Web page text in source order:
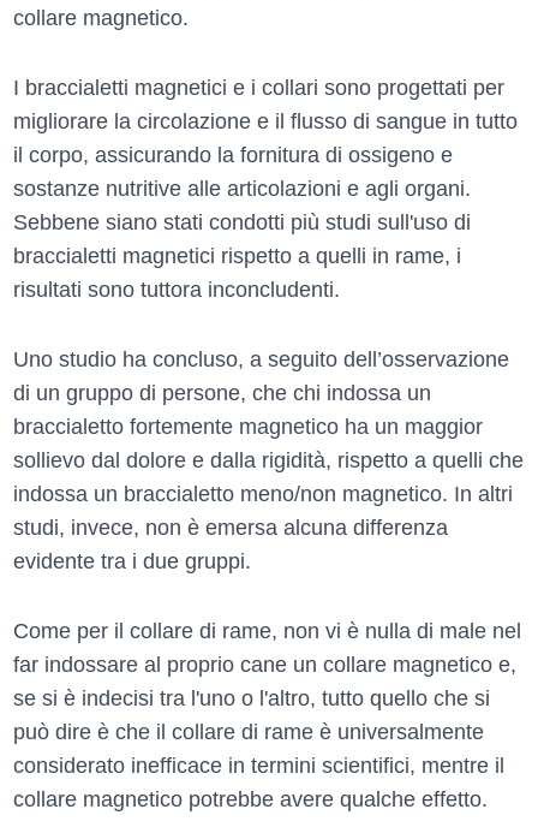
collare magnetico.
I braccialetti magnetici e i collari sono progettati per
migliorare la circolazione e il flusso di sangue in tutto
il corpo, assicurando la fornitura di ossigeno e
sostanze nutritive alle articolazioni e agli organi.
Sebbene siano stati condotti più studi sull'uso di
braccialetti magnetici rispetto a quelli in rame, i
risultati sono tuttora inconcludenti.
Uno studio ha concluso, a seguito dell’osservazione
di un gruppo di persone, che chi indossa un
braccialetto fortemente magnetico ha un maggior
sollievo dal dolore e dalla rigidità, rispetto a quelli che
indossa un braccialetto meno/non magnetico. In altri
studi, invece, non è emersa alcuna differenza
evidente tra i due gruppi.
Come per il collare di rame, non vi è nulla di male nel
far indossare al proprio cane un collare magnetico e,
se si è indecisi tra l'uno o l'altro, tutto quello che si
può dire è che il collare di rame è universalmente
considerato inefficace in termini scientifici, mentre il
collare magnetico potrebbe avere qualche effetto.